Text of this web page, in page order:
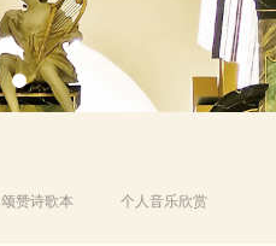
颂赞诗歌本 个人音乐欣赏